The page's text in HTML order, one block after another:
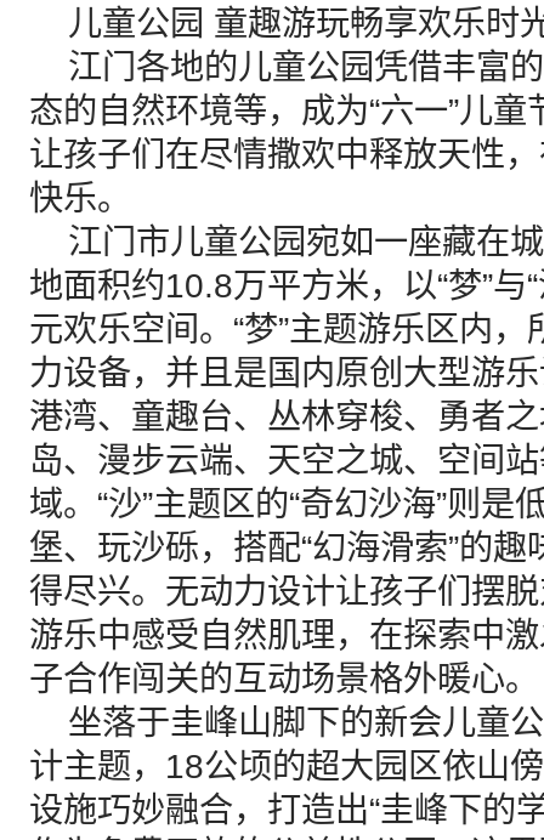
儿童公园 童趣游玩畅享欢乐时
江门各地的儿童公园凭借丰富
态的自然环境等，成为“六一”儿
让孩子们在尽情撒欢中释放天性
快乐。
江门市儿童公园宛如一座藏在
地面积约10.8万平方米，以“梦”与
元欢乐空间。“梦”主题游乐区内
力设备，并且是国内原创大型游
港湾、童趣台、丛林穿梭、勇者
岛、漫步云端、天空之城、空间
域。“沙”主题区的“奇幻沙海”则是
堡、玩沙砾，搭配“幻海滑索”的
得尽兴。无动力设计让孩子们摆
游乐中感受自然肌理，在探索中
子合作闯关的互动场景格外暖心。
坐落于圭峰山脚下的新会儿童公
计主题，18公顷的超大园区依山
设施巧妙融合，打造出“圭峰下的